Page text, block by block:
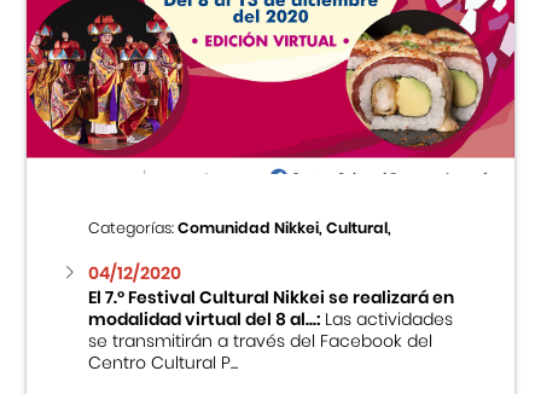
Categorías:Comunidad Nikkei, Cultural,
04/12/2020
El 7.º Festival Cultural Nikkei se realizará en
modalidad virtual del 8 al...:Las actividades
se transmitirán a través del Facebook del
Centro Cultural P...